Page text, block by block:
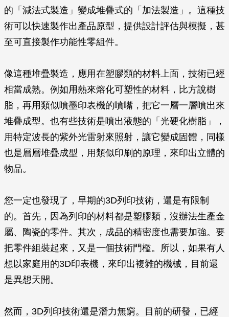
的「減法式製造」變成堆疊式的「加法製造」。這種技
術可以快速製作出產品原型，提供設計評估與模擬，甚
至可直接製作功能性零組件。
像這種堆疊製造，應用在塑膠類的材料上面，技術已經
相當成熟。例如用熱來熔化可塑性的材料，比方說樹
脂，再用類似噴墨印表機的噴嘴，把它一層一層噴出來
堆疊成型。也有些技術是噴出液態的「光硬化樹脂」，
用特定波長的紫外光雷射來照射，讓它變成固體，同樣
也是層層堆疊成型，用類似印刷的原理，來印出立體的
物品。
您一定也發現了，早期的3D列印技術，還是有限制
的。首先，因為列印的材料都是塑膠類，沒辦法生產金
屬、陶瓷的零件。其次，成品的精密度也需要加強。要
把零件組裝起來，又是一個技術門檻。所以，如果有人
想以家庭用的3D印表機，來印出複雜的機械，目前還
是異想天開。
然而，3D列印技術還是潛力無窮。目前的研發，已經